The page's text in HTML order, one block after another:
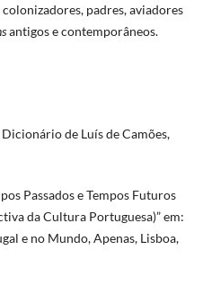
padres, aviadores
antigos e contemporâneos.
Dicionário de Luís de Camões,
Passados e Tempos Futuros
da Cultura Portuguesa)” em:
e no Mundo, Apenas, Lisboa,